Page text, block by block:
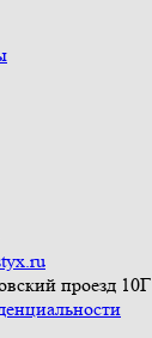
проезд 10Г